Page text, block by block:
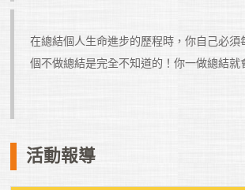
如老師
在總結個人生命進步的歷程時，你自己必
個不做總結是完全不知道的！你一做總結就
活動報導